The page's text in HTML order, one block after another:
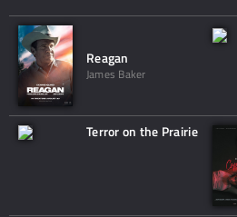
Reagan
James Baker
Terror on the Prairie